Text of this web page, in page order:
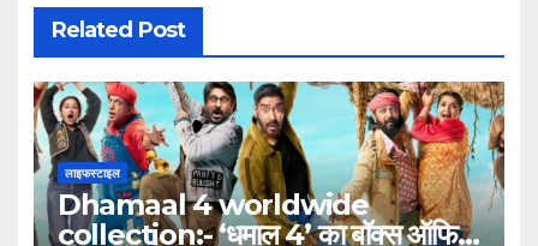
Related Post
लाइफस्टाइल
Dhamaal 4 worldwide
collection:- ‘धमाल 4’ का बॉक्स ऑफिस